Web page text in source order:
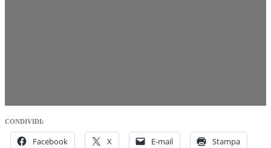
CONDIVIDI:
Facebook X E-mail Stampa